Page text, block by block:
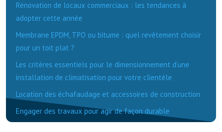
Rénovation de locaux commerciaux : les tendances à
adopter cette année
Membrane EPDM, TPO ou bitume : quel revêtement choisir
pour un toit plat ?
Les critères essentiels pour le dimensionnement d’une
installation de climatisation pour votre clientèle
Location des échafaudage et accessoires de construction
Engager des travaux pour agir de façon durable